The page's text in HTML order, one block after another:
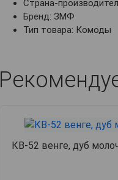
Страна-
Бренд: ЗМФ
Тип товара: Комоды
КВ-52 венге, дуб